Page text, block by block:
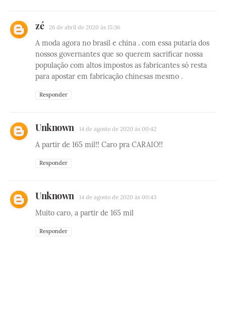
zé 26 de abril de 2020 às 15:36
A moda agora no brasil e china . com essa putaria dos
nossos governantes que so querem sacrificar nossa
população com altos impostos as fabricantes só resta
para apostar em fabricação chinesas mesmo .
Responder
Unknown 14 de agosto de 2020 às 00:42
A partir de 165 mil!! Caro pra CARAIO!!
Responder
Unknown 14 de agosto de 2020 às 00:43
Muito caro, a partir de 165 mil
Responder